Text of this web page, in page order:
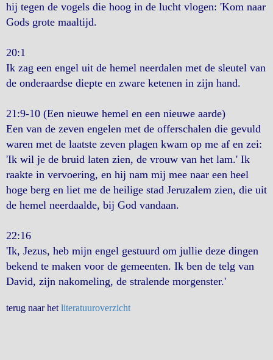
hij tegen de vogels die hoog in de lucht vlogen: 'Kom naar
Gods grote maaltijd.
20:1
Ik zag een engel uit de hemel neerdalen met de sleutel van
de onderaardse diepte en zware ketenen in zijn hand.
21:9-10 (Een nieuwe hemel en een nieuwe aarde)
Een van de zeven engelen met de offerschalen die gevuld
waren met de laatste zeven plagen kwam op me af en zei:
'Ik wil je de bruid laten zien, de vrouw van het lam.' Ik
raakte in vervoering, en hij nam mij mee naar een heel
hoge berg en liet me de heilige stad Jeruzalem zien, die uit
de hemel neerdaalde, bij God vandaan.
22:16
'Ik, Jezus, heb mijn engel gestuurd om jullie deze dingen
bekend te maken voor de gemeenten. Ik ben de telg van
David, zijn nakomeling, de stralende morgenster.'
terug naar het literatuuroverzicht